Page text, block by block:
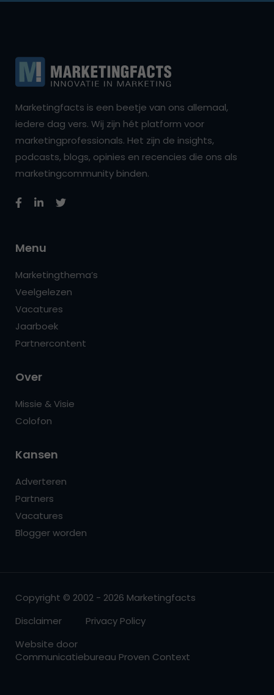
Marketingfacts is een beetje van ons allemaal,
iedere dag vers. Wij zijn hét platform voor
marketingprofessionals. Het zijn de insights,
podcasts, blogs, opinies en recencies die ons als
marketingcommunity binden.
Menu
Marketingthema’s
Veelgelezen
Vacatures
Jaarboek
Partnercontent
Over
Missie & Visie
Colofon
Kansen
Adverteren
Partners
Vacatures
Blogger worden
Copyright © 2002 - 2026 Marketingfacts
Disclaimer
Privacy Policy
Website door
Communicatiebureau Proven Context